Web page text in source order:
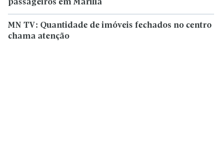
passageiros em Marília
MN TV: Quantidade de imóveis fechados no centro
chama atenção